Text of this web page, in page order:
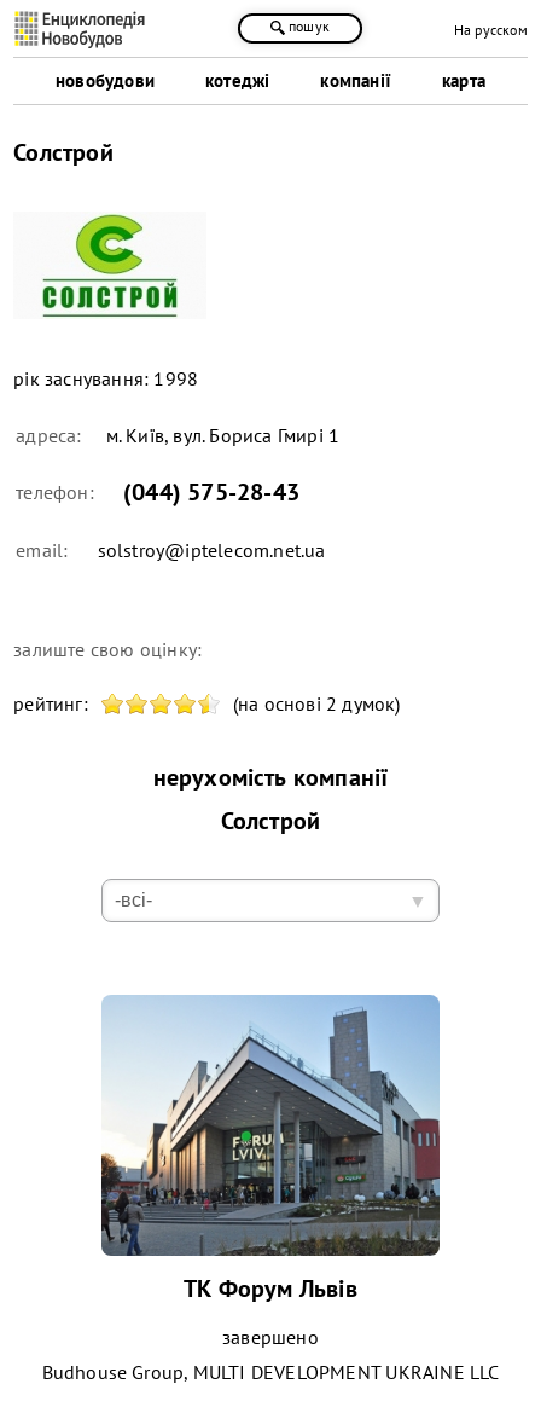
новобудови котеджі компанії карта
пошук На русском
Солстрой
рік заснування: 1998
адреса: м. Київ, вул. Бориса Гмирі 1
телефон: (044) 575-28-43
email: solstroy@iptelecom.net.ua
залиште свою оцінку:
рейтинг: (на основі 2 думок)
нерухомість компанії
Солстрой
ТК Форум Львів
завершено
Budhouse Group, MULTI DEVELOPMENT UKRAINE LLC